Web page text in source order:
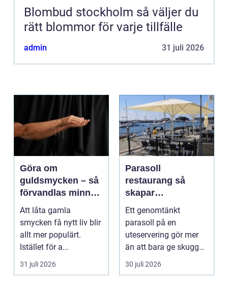
Blombud stockholm så väljer du
rätt blommor för varje tillfälle
admin 31 juli 2026
Göra om
guldsmycken – så
förvandlas minnen
till nya favoriter
Att låta gamla
smycken få nytt liv blir
allt mer populärt.
Istället för a...
31 juli 2026
Parasoll
restaurang så
skapar
uteserveringen rätt
känsla året runt
Ett genomtänkt
parasoll på en
uteservering gör mer
än att bara ge skugga.
Det påverkar hur länge
gäs...
30 juli 2026